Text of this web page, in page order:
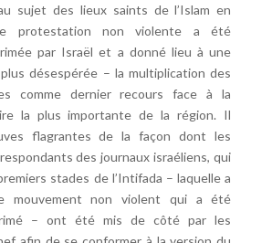
sujet des lieux saints de l’Islam en
protestation non violente a été
par Israël et a donné lieu à une
désespérée – la multiplication des
comme dernier recours face à la
la plus importante de la région. Il
flagrantes de la façon dont les
des journaux israéliens, qui
stades de l’Intifada – laquelle a
mouvement non violent qui a été
– ont été mis de côté par les